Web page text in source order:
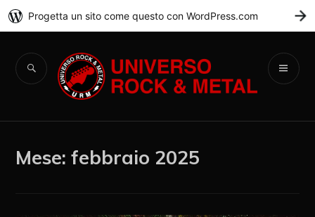
Universo Rock &
Metal
Mese:febbraio 2025
Progetta un sito come questo con WordPress.com